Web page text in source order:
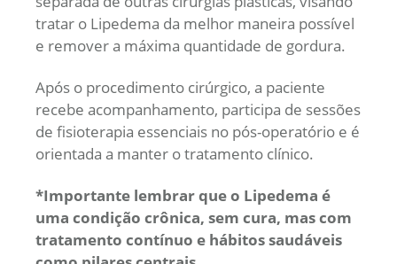
tratar o Lipedema da melhor maneira possível
e remover a máxima quantidade de gordura.
Após o procedimento cirúrgico, a paciente
recebe acompanhamento, participa de sessões
de fisioterapia essenciais no pós-operatório e é
orientada a manter o tratamento clínico.
*Importante lembrar que o Lipedema é
uma condição crônica, sem cura, mas com
tratamento contínuo e hábitos saudáveis